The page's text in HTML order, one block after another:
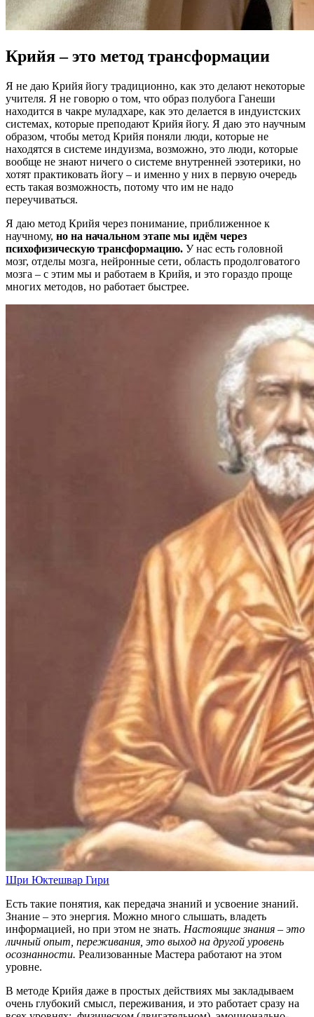
Крийя – это метод трансформации
Я не даю Крийя йогу традиционно, как это делают некоторые
учителя. Я не говорю о том, что образ полубога Ганеши
находится в чакре муладхаре, как это делается в индуистских
системах, которые преподают Крийя йогу. Я даю это научным
образом, чтобы метод Крийя поняли люди, которые не
находятся в системе индуизма, возможно, это люди, которые
вообще не знают ничего о системе внутренней эзотерики, но
хотят практиковать йогу – и именно у них в первую очередь
есть такая возможность, потому что им не надо
переучиваться.
Я даю метод Крийя через понимание, приближенное к
научному, но на начальном этапе мы идём через
психофизическую трансформацию. У нас есть головной
мозг, отделы мозга, нейронные сети, область продолговатого
мозга – с этим мы и работаем в Крийя, и это гораздо проще
многих методов, но работает быстрее.
Шри Юктешвар Гири
Есть такие понятия, как передача знаний и усвоение знаний.
Знание – это энергия. Можно много слышать, владеть
информацией, но при этом не знать. Настоящие знания – это
личный опыт, переживания, это выход на другой уровень
осознанности. Реализованные Мастера работают на этом
уровне.
В методе Крийя даже в простых действиях мы закладываем
очень глубокий смысл, переживания, и это работает сразу на